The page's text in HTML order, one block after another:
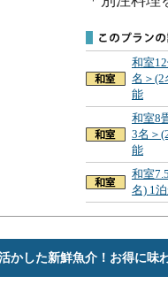
和室
名＞(2
能
和室8
3名＞
能
和室
名) 1
かした新鮮魚介！お得に味